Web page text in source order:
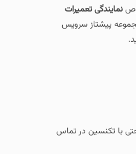
نمایندگی تعمیرات
مجموعه پیشتاز سرویس
با تکنسین در تماس